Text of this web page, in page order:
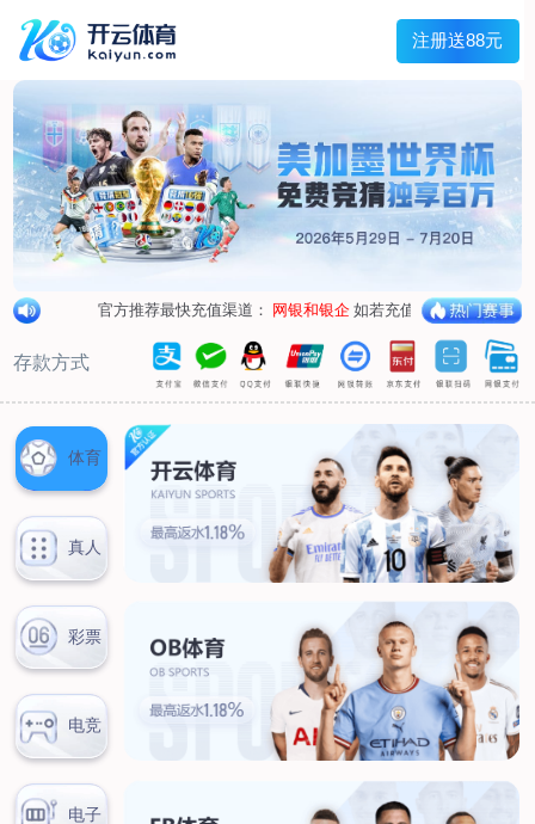
Menu
网站首页
关于我们
产品中心
荣誉资质
厂区设备
人才招聘
新闻中心
销售网点